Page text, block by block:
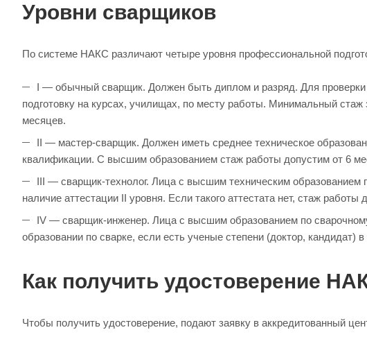
Уровни сварщиков
По системе НАКС различают четыре уровня профессиональной
I — обычный сварщик. Должен быть диплом и разряд. Для
подготовку на курсах, училищах, по месту работы. Минимальный
месяцев.
II — мастер-сварщик. Должен иметь среднее техническое
квалификации. С высшим образованием стаж работы допустим от 6
III — сварщик-технолог. Лица с высшим техническим
наличие аттестации II уровня. Если такого аттестата нет, стаж
IV — сварщик-инженер. Лица с высшим образованием по
образовании по сварке, если есть ученые степени (доктор, кандидат) в
Как получить удостоверение
Чтобы получить удостоверение, подают заявку в аккредитованный